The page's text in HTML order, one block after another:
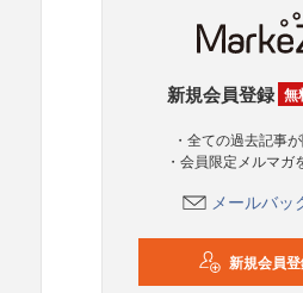
新規会員登録 無
・全ての過去記事
・会員限定メルマガ
メールバッ
新規会員